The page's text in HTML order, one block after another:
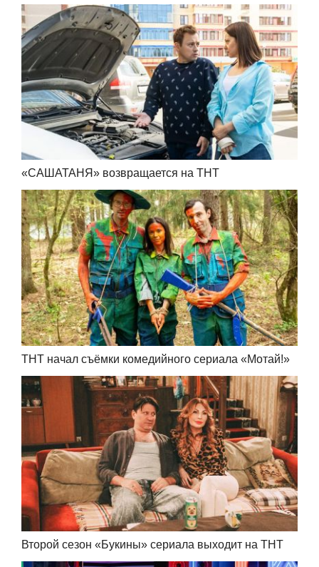
«САШАТАНЯ» возвращается на ТНТ
ТНТ начал съёмки комедийного сериала «Мотай!»
Второй сезон «Букины» сериала выходит на ТНТ